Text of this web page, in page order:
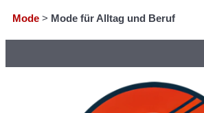
Mode > Mode für Alltag und Beruf